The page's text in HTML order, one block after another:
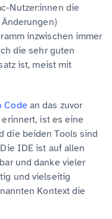
Nutzer:innen die
inzwischen immer
die sehr guten
ist, meist mit
Codean das zuvor
ist es eine
die beiden Tools sind
IDE ist auf allen
und danke vieler
und vielseitig
Kontext die